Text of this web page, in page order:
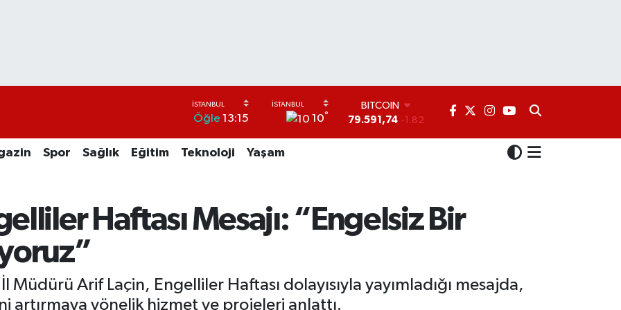
Öğle 13:15 10°
DOLAR
45,43620 0.02
6862,09000
BİST100
14.598,00
Spor Sağlık Eğitim Teknoloji Yaşam
Haftası Mesajı: “Engelsiz Bir
Müdürü Arif Laçin, Engelliler Haftası dolayısıyla yayımladığı mesajda,
artırmaya yönelik hizmet ve projeleri anlattı.